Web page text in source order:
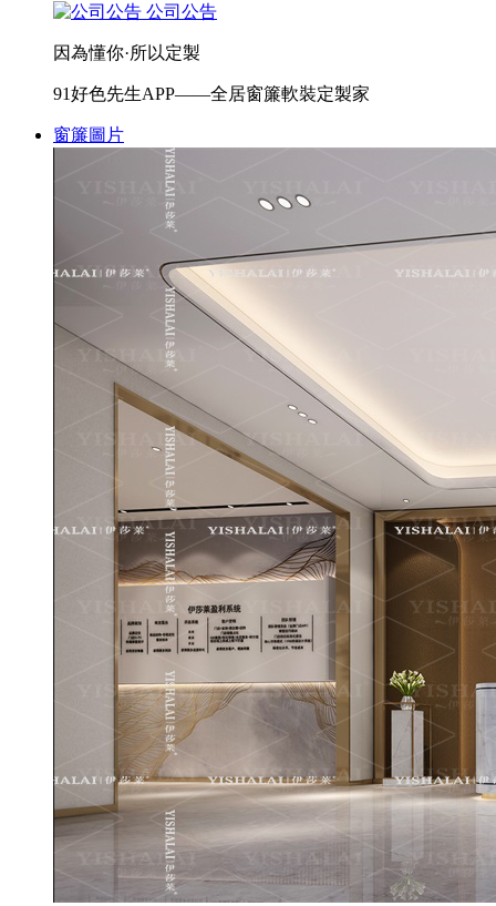
公司公告
因為懂你·所以定製
91好色先生APP——全居窗簾軟裝定製家
窗簾圖片